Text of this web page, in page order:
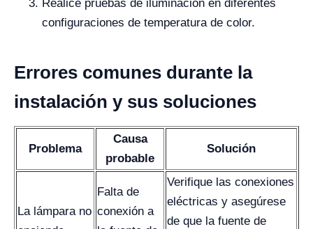
Realice pruebas de iluminación en diferentes
configuraciones de temperatura de color.
Errores comunes durante la
instalación y sus soluciones
Problema
Causa
probable
Solución
La lámpara no
Falta de
conexión a
Verifique las conexiones
eléctricas y asegúrese
de que la fuente de